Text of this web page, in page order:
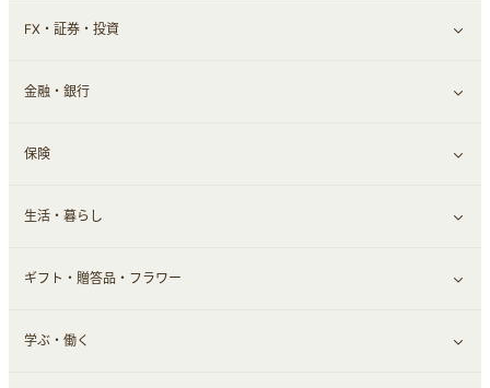
家電・パソコン・ソフトウェア
通信・レンタルサーバー
スマホ・携帯電話・SIM
定額制有料コンテンツ
すべて見る
クレジットカード
FX・証券・投資
すべて見る
証券
仮想通貨
その他投資
金融・銀行
銀行・ネット銀行
キャッシング・ローン
その他金融
保険
すべて見る
保険相談・面談
生活・暮らし
すべて見る
住まい・暮らし
ギフト・贈答品・フラワー
すべて見る
学ぶ・働く